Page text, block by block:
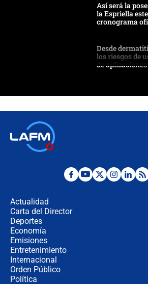
Así será la
la Espriella
cronograma
Desde
los riesgos de
de
Posesión de
Actualidad
Carta del Director
Deportes
Economía
Emisiones
Entretenimiento
Internacional
Orden Público
Política